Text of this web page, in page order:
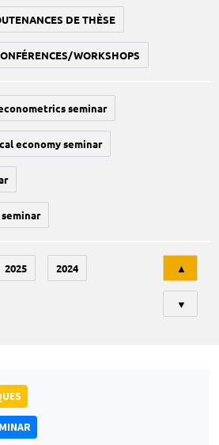
DE THÈSE
WORKSHOPS
seminar
economy seminar
2025 2024 ▲
▼